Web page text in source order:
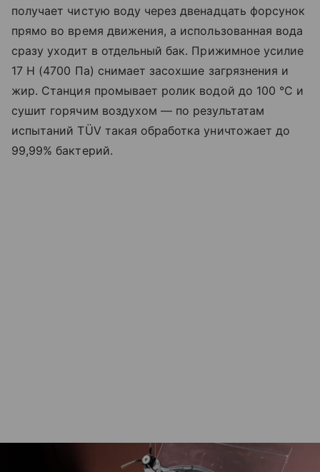
получает чистую воду через двенадцать форсунок
прямо во время движения, а использованная вода
сразу уходит в отдельный бак. Прижимное усилие
17 Н (4700 Па) снимает засохшие загрязнения и
жир. Станция промывает ролик водой до 100 °C и
сушит горячим воздухом — по результатам
испытаний TÜV такая обработка уничтожает до
99,99% бактерий.